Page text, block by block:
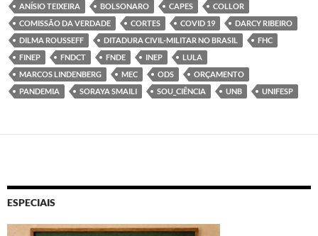
ANÍSIO TEIXEIRA BOLSONARO CAPES
COLLOR
COMISSÃO DA VERDADE
CORTES COVID 19
DARCY RIBEIRO
DILMA ROUSSEFF
DITADURA CIVIL-MILITAR NO BRASIL
FHC
FINEP
FNDCT FNDE INEP
LULA
MARCOS LINDENBERG
MEC ODS
ORÇAMENTO
PANDEMIA
SORAYA SMAILI SOU_CIÊNCIA UNB UNIFESP
ESPECIAIS